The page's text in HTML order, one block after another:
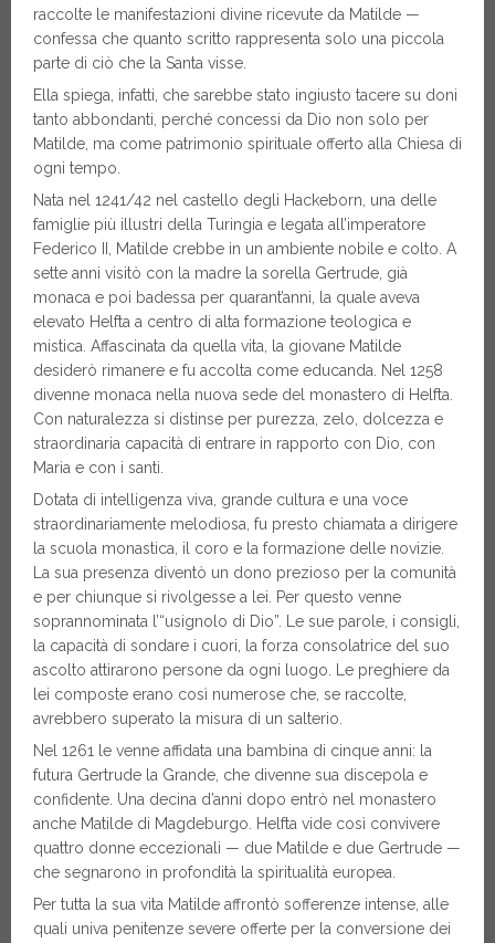
raccolte le manifestazioni divine ricevute da Matilde —
confessa che quanto scritto rappresenta solo una piccola
parte di ciò che la Santa visse.
Ella spiega, infatti, che sarebbe stato ingiusto tacere su doni
tanto abbondanti, perché concessi da Dio non solo per
Matilde, ma come patrimonio spirituale offerto alla Chiesa di
ogni tempo.
Nata nel 1241/42 nel castello degli Hackeborn, una delle
famiglie più illustri della Turingia e legata all’imperatore
Federico II, Matilde crebbe in un ambiente nobile e colto. A
sette anni visitò con la madre la sorella Gertrude, già
monaca e poi badessa per quarant’anni, la quale aveva
elevato Helfta a centro di alta formazione teologica e
mistica. Affascinata da quella vita, la giovane Matilde
desiderò rimanere e fu accolta come educanda. Nel 1258
divenne monaca nella nuova sede del monastero di Helfta.
Con naturalezza si distinse per purezza, zelo, dolcezza e
straordinaria capacità di entrare in rapporto con Dio, con
Maria e con i santi.
Dotata di intelligenza viva, grande cultura e una voce
straordinariamente melodiosa, fu presto chiamata a dirigere
la scuola monastica, il coro e la formazione delle novizie.
La sua presenza diventò un dono prezioso per la comunità
e per chiunque si rivolgesse a lei. Per questo venne
soprannominata l’“usignolo di Dio”. Le sue parole, i consigli,
la capacità di sondare i cuori, la forza consolatrice del suo
ascolto attirarono persone da ogni luogo. Le preghiere da
lei composte erano così numerose che, se raccolte,
avrebbero superato la misura di un salterio.
Nel 1261 le venne affidata una bambina di cinque anni: la
futura Gertrude la Grande, che divenne sua discepola e
confidente. Una decina d’anni dopo entrò nel monastero
anche Matilde di Magdeburgo. Helfta vide così convivere
quattro donne eccezionali — due Matilde e due Gertrude —
che segnarono in profondità la spiritualità europea.
Per tutta la sua vita Matilde affrontò sofferenze intense, alle
quali univa penitenze severe offerte per la conversione dei